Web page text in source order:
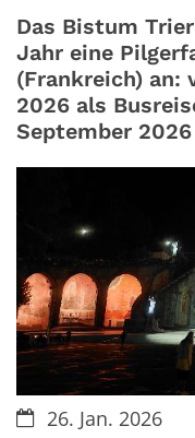
Das Bistum
Jahr eine
(Frankreich) an:
2026 als
September
Datum:26. Jan. 2026